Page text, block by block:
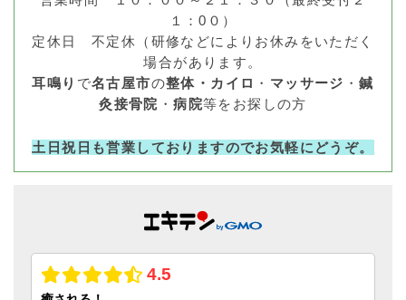
１：0０）
定休日 不定休（研修などによりお休みをいただく
場合があります。
耳鳴り で名古屋市の整体・カイロ ・ マッサージ ・鍼
灸接骨院 ・病院等をお探しの方
土日祝日も営業しておりますのでお気軽にどうぞ。